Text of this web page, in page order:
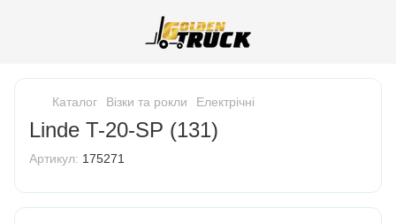
Каталог Візки та рокли Електрічні
Linde T-20-SP (131)
Артикул: 175271